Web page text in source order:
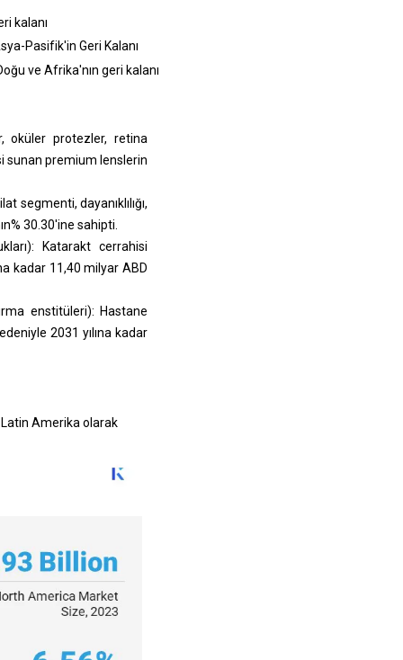
kalanı
Pasifik'in Geri Kalanı
ve Afrika'nın geri kalanı
oküler protezler, retina
sunan premium lenslerin
segmenti, dayanıklılığı,
30.30'ine sahipti.
Katarakt cerrahisi
kadar 11,40 milyar ABD
enstitüleri): Hastane
2031 yılına kadar
Amerika olarak